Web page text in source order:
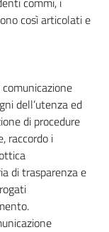
così articolati e
dell’utenza ed
di procedure
raccordo i
di trasparenza e